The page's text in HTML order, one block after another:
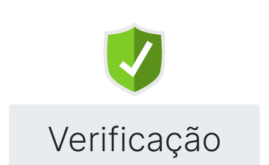
Verificação